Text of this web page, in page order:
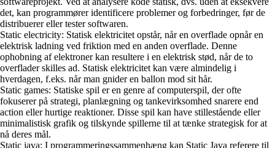
det, kan programmører identificere problemer og forbedringer, før de
distribuerer eller tester softwaren.
Static electricity: Statisk elektricitet opstår, når en overflade opnår en
elektrisk ladning ved friktion med en anden overflade. Denne
ophobning af elektroner kan resultere i en elektrisk stød, når de to
overflader skilles ad. Statisk elektricitet kan være almindelig i
hverdagen, f.eks. når man gnider en ballon mod sit hår.
Static games: Statiske spil er en genre af computerspil, der ofte
fokuserer på strategi, planlægning og tankevirksomhed snarere end
action eller hurtige reaktioner. Disse spil kan have stillestående eller
minimalistisk grafik og tilskynde spillerne til at tænke strategisk for at
nå deres mål.
Static java: I programmeringssammenhæng kan Static Java referere til